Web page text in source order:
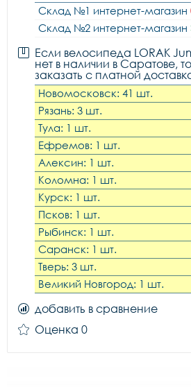
Склад №1 интернет-магазин
Склад №2 интернет-магазин
Если велосипеда LORAK
нет в наличии в Саратове,
заказать с платной
Новомосковск: 41 шт.
Рязань: 3 шт.
Тула: 1 шт.
Ефремов: 1 шт.
Алексин: 1 шт.
Коломна: 1 шт.
Курск: 1 шт.
Псков: 1 шт.
Рыбинск: 1 шт.
Саранск: 1 шт.
Тверь: 3 шт.
Великий Новгород: 1 шт.
добавить в сравнение
Оценка 0